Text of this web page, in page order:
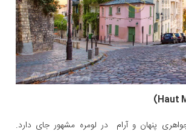
پنهان و آرام در لومره مشهور جای دارد.